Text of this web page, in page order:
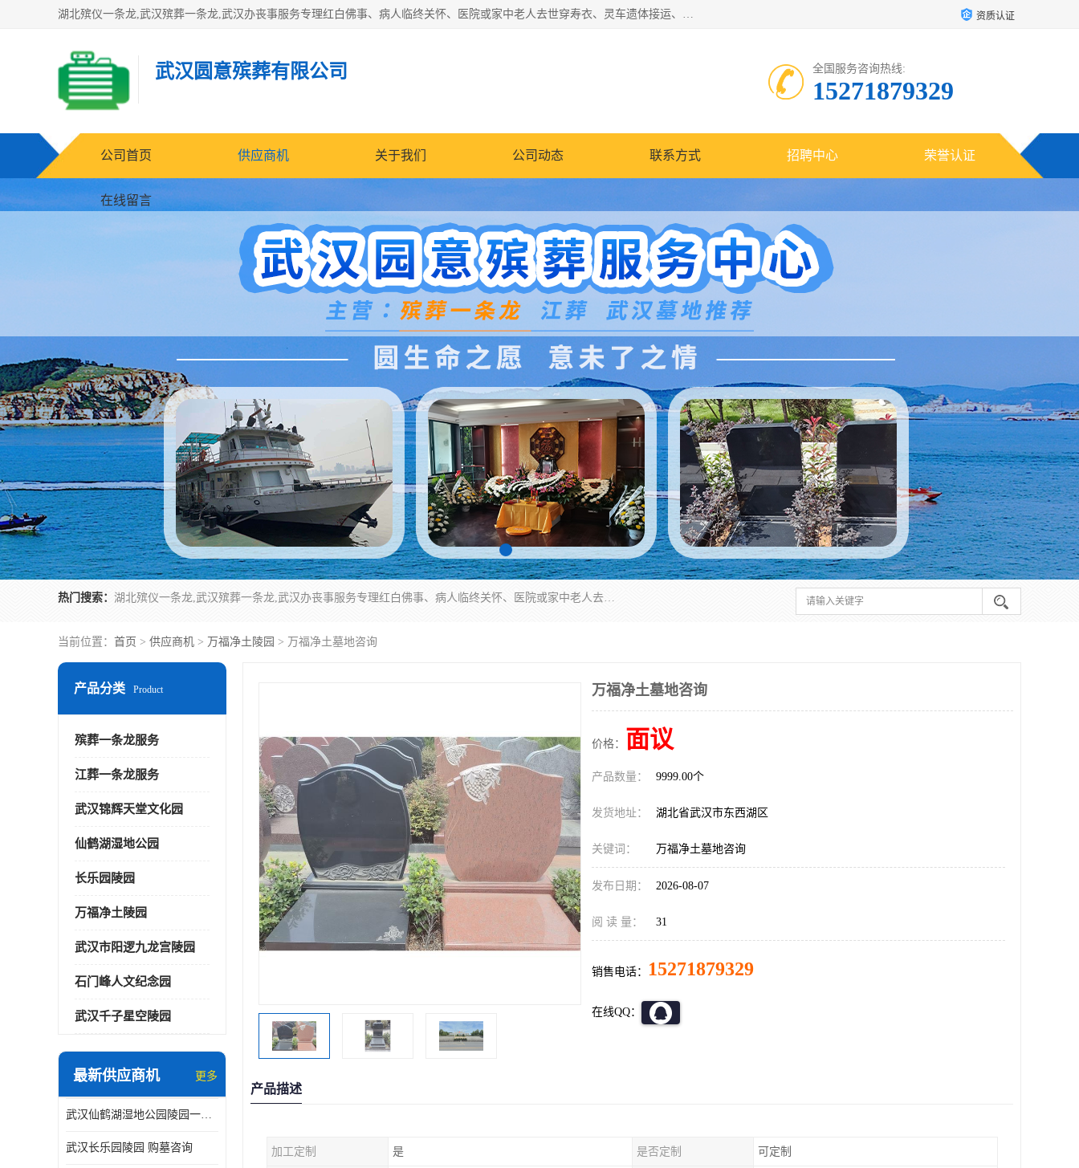
湖北殡仪一条龙,武汉殡葬一条龙,武汉办丧事服务专理红白佛事、病人临终关怀、医院或家中老人去世穿寿衣、灵车遗体接运、殡仪馆告别厅预约、办理火葬场手续、民俗丧事策划、遗体告别仪式、民俗礼仪服务、殡葬礼仪策划、陵园墓位导购、寺庙塔位择吉、往生功德策划、民俗功德策划、异地殡葬礼仪服务、异地骨灰接送返乡 资质认证
武汉圆意殡葬有限公司 全国服务咨询热线:
15271879329
公司首页 供应商机 关于我们 公司动态 联系方式 招聘中心 荣誉认证
在线留言
热门搜索： 湖北殡仪一条龙,武汉殡葬一条龙,武汉办丧事服务专理红白佛事、病人临终关怀、医院或家中老人去世穿寿衣、灵车遗体接运、殡仪馆告别厅预约、办理火葬场手续、民俗丧事策划、遗体告别仪式、民俗礼仪服务、殡葬礼仪策划、陵园墓位导购、寺庙塔位择吉、往生功德策划、民俗功德策划、异地殡葬礼仪服务、异地骨灰接送返乡
当前位置： 首页 > 供应商机 > 万福净土陵园 > 万福净土墓地咨询
产品分类 Product
殡葬一条龙服务
江葬一条龙服务
武汉锦辉天堂文化园
仙鹤湖湿地公园
长乐园陵园
万福净土陵园
武汉市阳逻九龙宫陵园
石门峰人文纪念园
武汉千子星空陵园
最新供应商机 更多
武汉仙鹤湖湿地公园陵园一条龙服务
武汉长乐园陵园 购墓咨询
万福净土墓地咨询
价格： 面议
产品数量： 9999.00个
发货地址： 湖北省武汉市东西湖区
关键词： 万福净土墓地咨询
发布日期： 2026-08-07
阅 读 量： 31
销售电话： 15271879329
在线QQ：
产品描述
加工定制 是 是否定制 可定制